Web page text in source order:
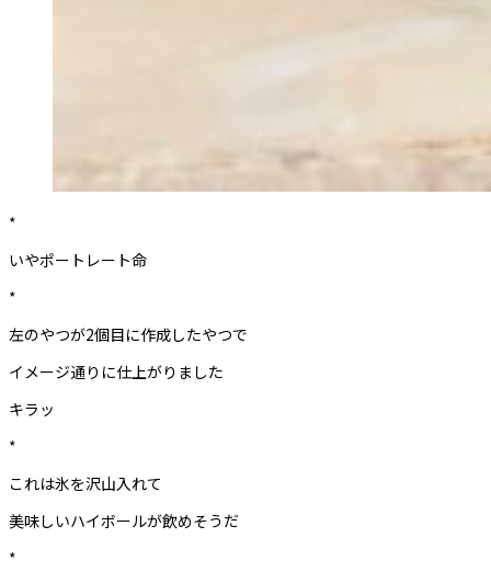
*
いやポートレート命
*
左のやつが2個目に作成したやつで
イメージ通りに仕上がりました
キラッ
*
これは氷を沢山入れて
美味しいハイボールが飲めそうだ
*